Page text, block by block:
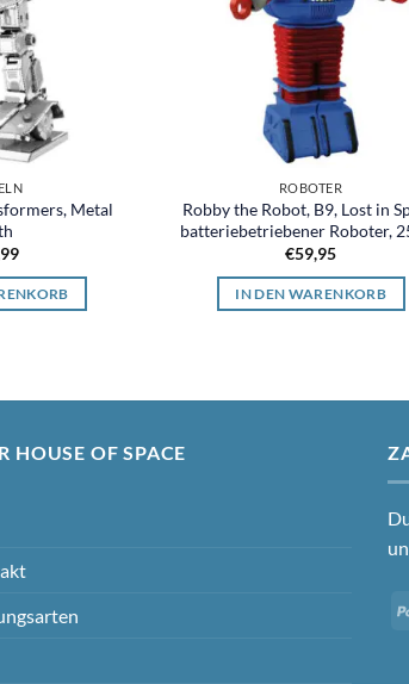
Metal
ROBOTER
Robby the Robot, B9, Lost in
batteriebetriebener Roboter,
€59,95
IN DEN WARENKORB
HOUSE OF SPACE